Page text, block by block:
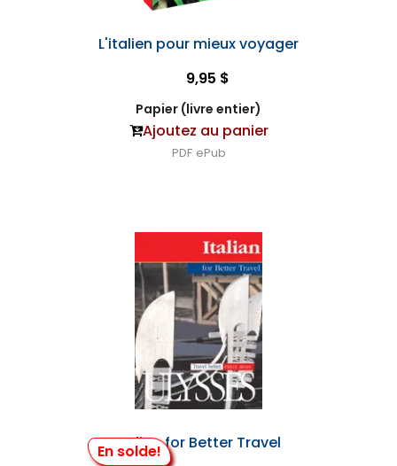
L'italien pour mieux voyager
9,95 $
Papier (livre entier)
Ajoutez au panier
PDF ePub
En solde!
Italian for Better Travel